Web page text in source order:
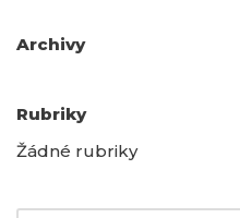
Archivy
Rubriky
Žádné rubriky